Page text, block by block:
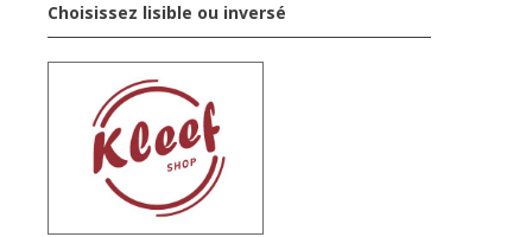
Choisissez lisible ou inversé